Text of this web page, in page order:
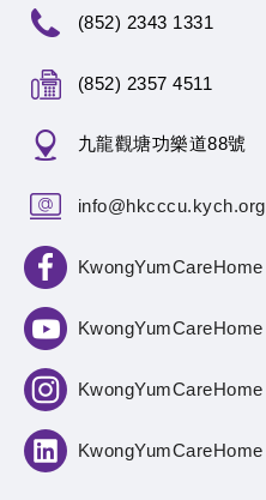
(852) 2343 1331
(852) 2357 4511
九龍觀塘功樂道88號
KwongYumCareHome
KwongYumCareHome
KwongYumCareHome
KwongYumCareHome